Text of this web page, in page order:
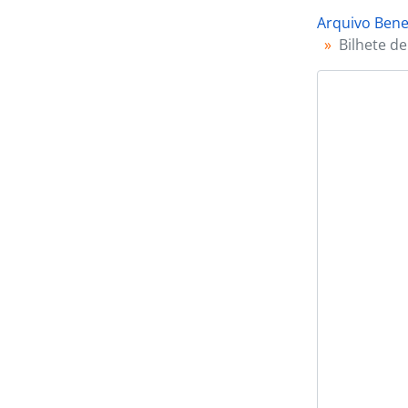
Arquivo
Bilhete